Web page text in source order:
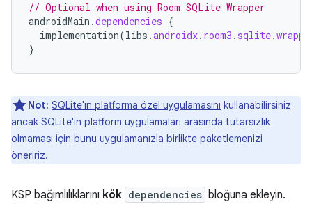
// Optional when using Room SQLite Wrapper
androidMain .dependencies {
implementation(libs .androidx. room3 . sqlite.
}
Not: SQLite'ın platforma özel uygulamasını kullanabilirsiniz
ancak SQLite'ın platform uygulamaları arasında tutarsızlık
olmaması için bunu uygulamanızla birlikte paketlemenizi
öneririz.
KSP bağımlılıklarını kök dependencies bloğuna ekleyin.